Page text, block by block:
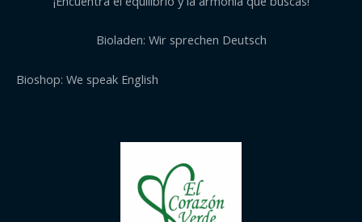
Bioladen: Wir sprechen Deutsch
Bioshop: We speak English